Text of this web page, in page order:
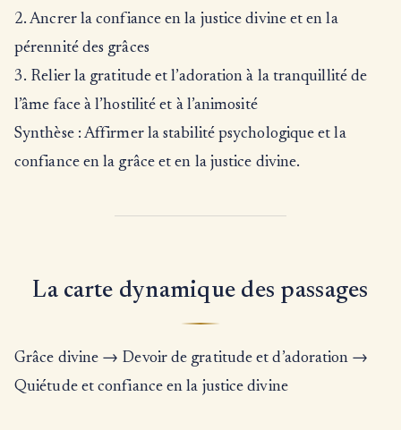
2. Ancrer la confiance en la justice divine et en la
pérennité des grâces
3. Relier la gratitude et l’adoration à la tranquillité de
l’âme face à l’hostilité et à l’animosité
Synthèse : Affirmer la stabilité psychologique et la
confiance en la grâce et en la justice divine.
La carte dynamique des passages
Grâce divine → Devoir de gratitude et d’adoration →
Quiétude et confiance en la justice divine